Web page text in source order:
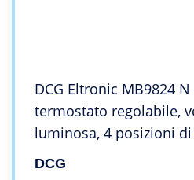
DCG Eltronic MB9824
termostato regolabile,
luminosa, 4 posizioni di
Nero/Grigio, 1380 W, 24
DCG